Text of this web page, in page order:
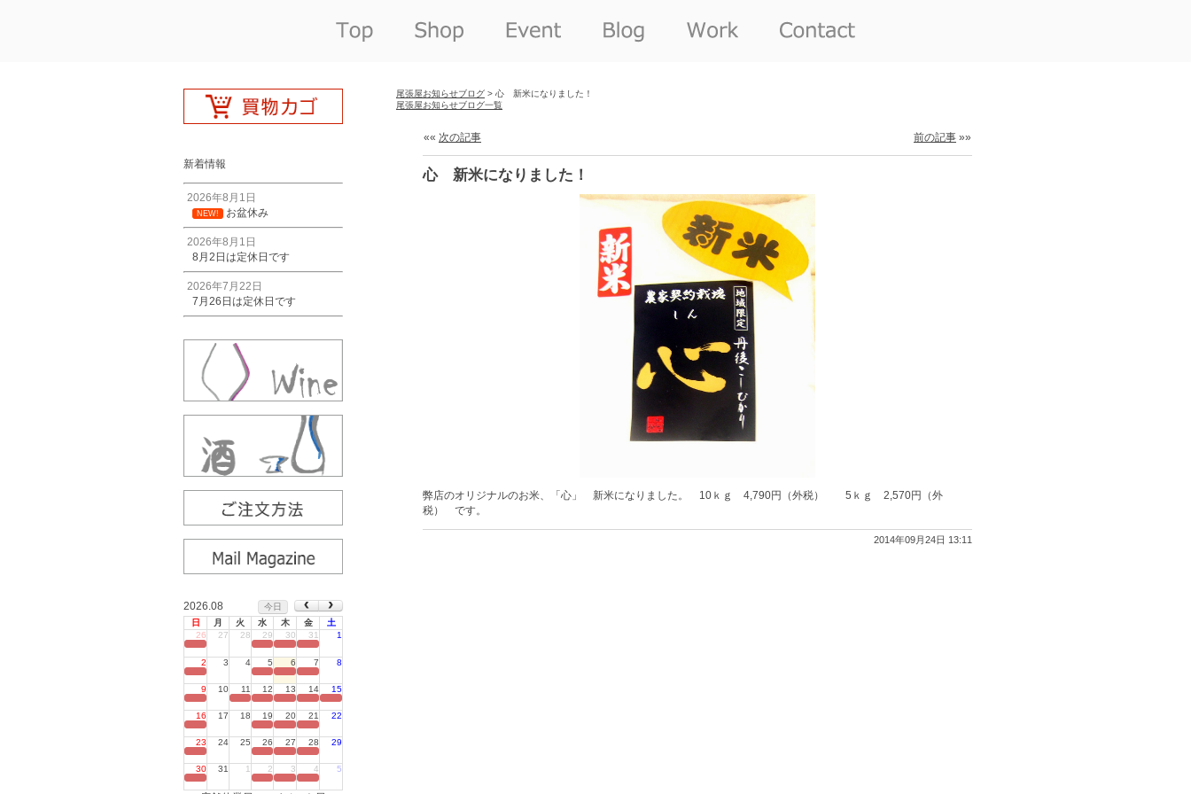
新着情報
2026年8月1日
NEW! お盆休み
2026年8月1日
8月2日は定休日です
2026年7月22日
7月26日は定休日です
2026.08
今日
日
月 火 水 木 金
土
26
27 28 29 30 31 1
2 3 4 5 6 7 8
9 10 11 12 13 14 15
16 17 18 19 20 21 22
23 24 25 26 27 28 29
30 31 1 2 3 4 5
尾張屋お知らせブログ > 心 新米になりました！
尾張屋お知らせブログ一覧
«« 次の記事 前の記事 »»
心 新米になりました！
弊店のオリジナルのお米、「心」 新米になりました。 10ｋｇ 4,790円（外税） 5ｋｇ 2,570円（外
税） です。
2014年09月24日 13:11